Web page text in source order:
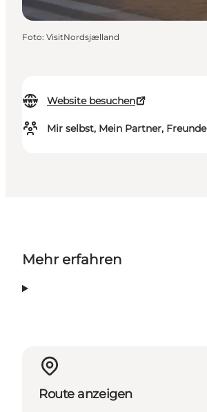
Website besuchen
Mir selbst, Mein Partner, Freunde
Foto: VisitNordsjælland
Mehr erfahren
Route anzeigen